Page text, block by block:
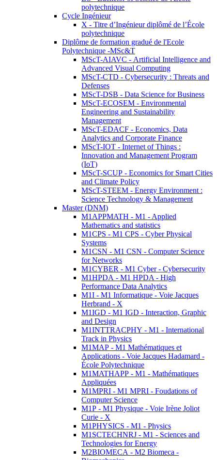
polytechnique
Cycle Ingénieur
X - Titre d’Ingénieur diplômé de l’École
polytechnique
Diplôme de formation gradué de l'Ecole
Polytechnique -MSc&T
MScT-AIAVC - Artificial Intelligence and
Advanced Visual Computing
MScT-CTD - Cybersecurity : Threats and
Defenses
MScT-DSB - Data Science for Business
MScT-ECOSEM - Environmental
Engineering and Sustainability
Management
MScT-EDACF - Economics, Data
Analytics and Corporate Finance
MScT-IOT - Internet of Things :
Innovation and Management Program
(IoT)
MScT-SCUP - Economics for Smart Cities
and Climate Policy
MScT-STEEM - Energy Environment :
Science Technology & Management
Master (DNM)
M1APPMATH - M1 - Applied
Mathematics and statistics
M1CPS - M1 CPS - Cyber Physical
Systems
M1CSN - M1 CSN - Computer Science
for Networks
M1CYBER - M1 Cyber - Cybersecurity
M1HPDA - M1 HPDA - High
Performance Data Analytics
M1I - M1 Informatique - Voie Jacques
Herbrand - X
M1IGD - M1 IGD - Interaction, Graphic
and Design
M1INTTRACPHY - M1 - International
Track in Physics
M1MAP - M1 Mathématiques et
Applications - Voie Jacques Hadamard -
École Polytechnique
M1MATHAPP - M1 - Mathématiques
Appliquées
M1MPRI - M1 MPRI - Foudations of
Computer Science
M1P - M1 Physique - Voie Irène Joliot
Curie - X
M1PHYSICS - M1 - Physics
M1SCTECHNRJ - M1 - Sciences and
Technologies for Energy
M2BIOMECA - M2 Biomeca -